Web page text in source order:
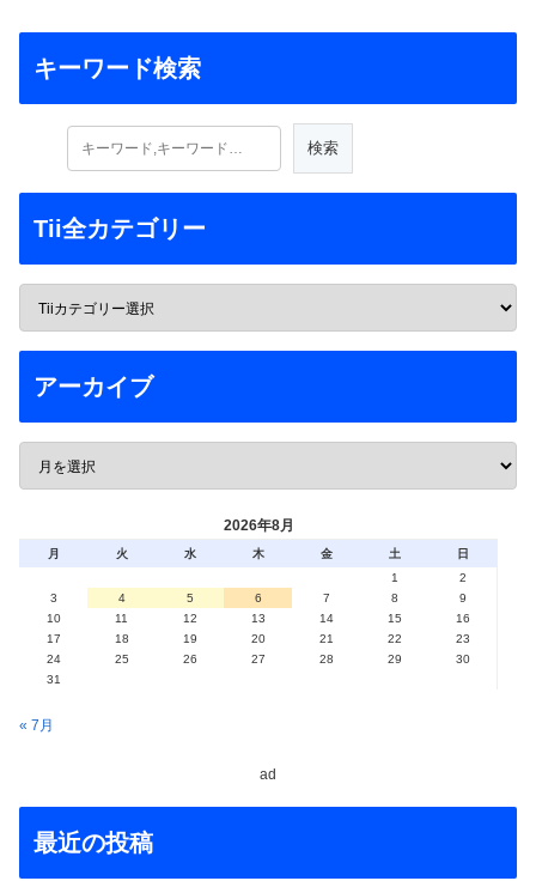
キーワード検索
Tii全カテゴリー
アーカイブ
2026年8月
月 火 水 木 金 土
日
1
2
3
4 5 6 7 8
9
10
11 12 13 14 15
16
17
18 19 20 21 22
23
24
25 26 27 28 29
30
31
« 7月
ad
最近の投稿